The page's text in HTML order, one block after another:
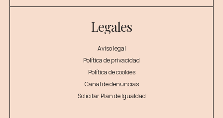
Legales
Aviso legal
Política de privacidad
Política de cookies
Canal de denuncias
Solicitar Plan de Igualdad